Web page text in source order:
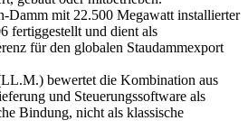
Damm mit 22.500 Megawatt installierter
fertiggestellt und dient als
für den globalen Staudammexport
bewertet die Kombination aus
und Steuerungssoftware als
Bindung, nicht als klassische